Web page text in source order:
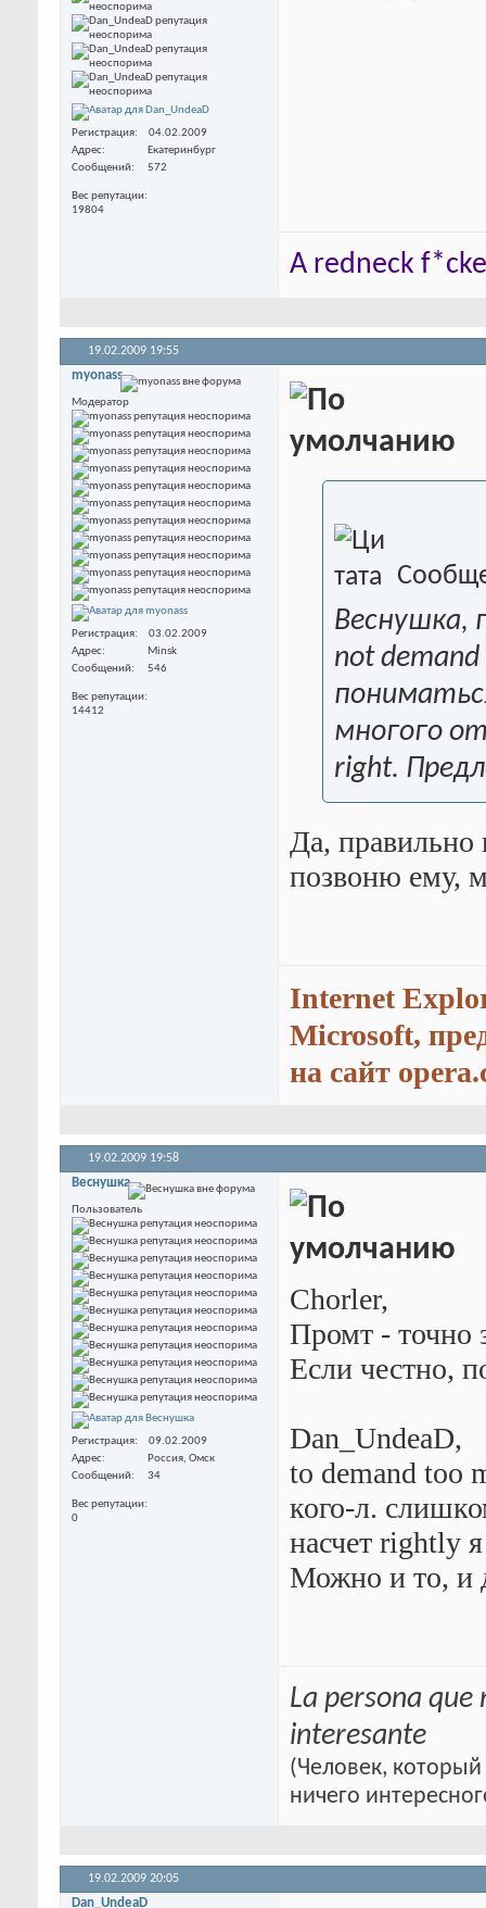
Регистрация
04.02.2009
Адрес
Екатеринбург
Сообщений
572
Вес репутации
19804
A redneck
19.02.2009 19:55
myonass
Модератор
Регистрация
03.02.2009
Адрес
Minsk
Сообщений
546
Вес репутации
14412
Веснушка,
not
многого
right.
Да, правильно
позвоню ему,
Internet
Microsoft,
на сайт
19.02.2009 19:58
Веснушка
Пользователь
Регистрация
09.02.2009
Адрес
Россия, Омск
Сообщений
34
Вес репутации
0
Chorler,
Промт - точно
Если честно,
Dan_UndeaD,
to demand too
кого-л.
насчет rightly
Можно и то, и
La persona
interesante
(Человек, который
ничего
19.02.2009 20:05
Dan_UndeaD